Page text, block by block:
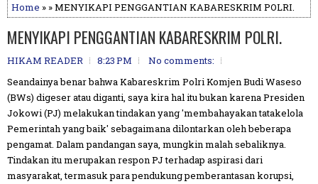
Home » » MENYIKAPI PENGGANTIAN KABARESKRIM POLRI.
MENYIKAPI PENGGANTIAN KABARESKRIM POLRI.
HIKAM READER 8:23 PM
No comments:
Seandainya benar bahwa Kabareskrim Polri Komjen Budi Waseso
(BWs) digeser atau diganti, saya kira hal itu bukan karena Presiden
Jokowi (PJ) melakukan tindakan yang 'membahayakan tatakelola
Pemerintah yang baik' sebagaimana dilontarkan oleh beberapa
pengamat. Dalam pandangan saya, mungkin malah sebaliknya.
Tindakan itu merupakan respon PJ terhadap aspirasi dari
masyarakat, termasuk para pendukung pemberantasan korupsi,